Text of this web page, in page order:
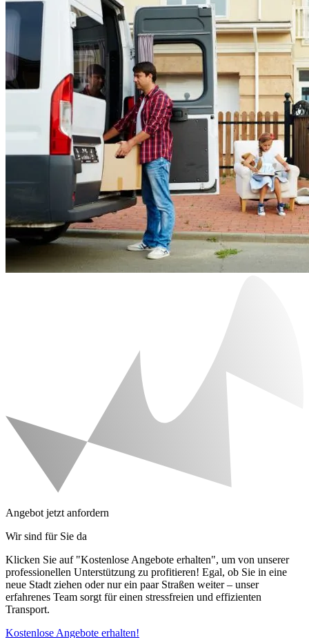
Angebot jetzt anfordern
Wir sind für Sie da
Klicken Sie auf "Kostenlose Angebote erhalten", um von unserer
professionellen Unterstützung zu profitieren! Egal, ob Sie in eine
neue Stadt ziehen oder nur ein paar Straßen weiter – unser
erfahrenes Team sorgt für einen stressfreien und effizienten
Transport.
Kostenlose Angebote erhalten!